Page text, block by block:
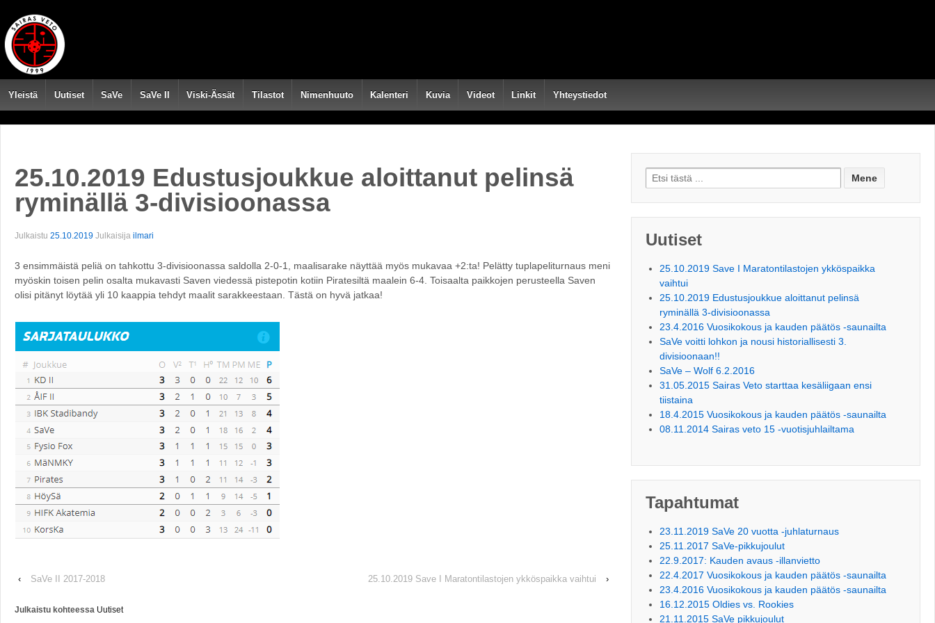
Yleistä Uutiset SaVe SaVe II Viski-Ässät Tilastot Nimenhuuto Kalenteri Kuvia Videot Linkit Yhteystiedot
25.10.2019 Edustusjoukkue aloittanut pelinsä
ryminällä 3-divisioonassa
Julkaistu 25.10.2019 Julkaisija ilmari
3 ensimmäistä peliä on tahkottu 3-divisioonassa saldolla 2-0-1, maalisarake näyttää myös mukavaa +2:ta! Pelätty tuplapeliturnaus meni
myöskin toisen pelin osalta mukavasti Saven viedessä pistepotin kotiin Piratesiltä maalein 6-4. Toisaalta paikkojen perusteella Saven
olisi pitänyt löytää yli 10 kaappia tehdyt maalit sarakkeestaan. Tästä on hyvä jatkaa!
‹ SaVe II 2017-2018 25.10.2019 Save I Maratontilastojen ykköspaikka vaihtui ›
Julkaistu kohteessa Uutiset
Search for:
Uutiset
25.10.2019 Save I Maratontilastojen ykköspaikka
vaihtui
25.10.2019 Edustusjoukkue aloittanut pelinsä
ryminällä 3-divisioonassa
23.4.2016 Vuosikokous ja kauden päätös -saunailta
SaVe voitti lohkon ja nousi historiallisesti 3.
divisioonaan!!
SaVe – Wolf 6.2.2016
31.05.2015 Sairas Veto starttaa kesäliigaan ensi
tiistaina
18.4.2015 Vuosikokous ja kauden päätös -saunailta
08.11.2014 Sairas veto 15 -vuotisjuhlailtama
Tapahtumat
23.11.2019 SaVe 20 vuotta -juhlaturnaus
25.11.2017 SaVe-pikkujoulut
22.9.2017: Kauden avaus -illanvietto
22.4.2017 Vuosikokous ja kauden päätös -saunailta
23.4.2016 Vuosikokous ja kauden päätös -saunailta
16.12.2015 Oldies vs. Rookies
21.11.2015 SaVe pikkujoulut